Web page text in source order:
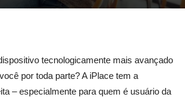
tecnologicamente mais avançado
por toda parte? A iPlace tem a
– especialmente para quem é usuário da